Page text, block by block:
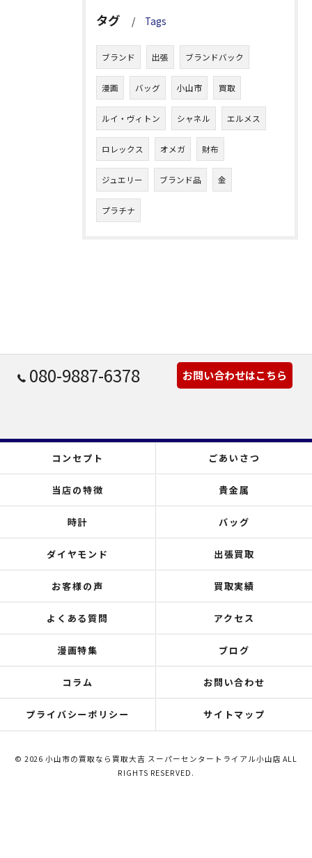
タグ Tags
ブランド 出張 ブランドバック
漫画 バッグ 小山市 買取
ルイ・ヴィトン シャネル エルメス
ロレックス オメガ 財布
ジュエリー ブランド品 金
プラチナ
080-9887-6378 お問い合わせはこちら
コンセプト ごあいさつ
当店の特徴 貴金属
時計 バッグ
ダイヤモンド 出張買取
お客様の声 買取実績
よくある質問 アクセス
漫画特集 ブログ
コラム お問い合わせ
プライバシーポリシー サイトマップ
© 2026 小山市の買取なら買取大吉 スーパーセンタートライアル小山店 ALL
RIGHTS RESERVED.